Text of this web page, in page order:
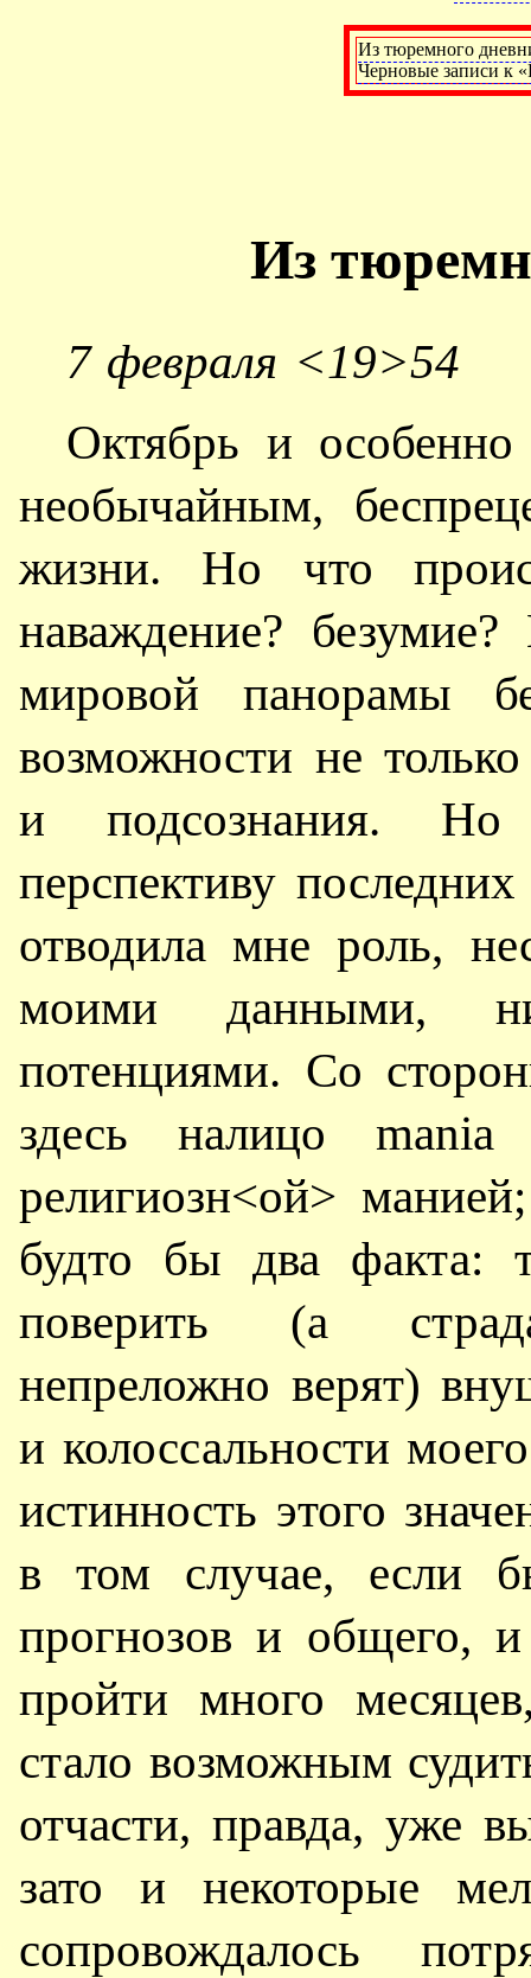
Из тюремного
Черновые записи к
Из
7 февраля <19>54
Октябрь и
необычайным,
жизни. Но что
наваждение?
мировой панорамы
возможности не
и подсознания. Но
перспективу
отводила мне роль,
моими данными,
потенциями. Со
здесь налицо
религиозн<ой>
будто бы два
поверить (а
непреложно верят)
и колоссальности
истинность этого
в том случае, если
прогнозов и общего,
пройти много
стало возможным
отчасти, правда, уже
зато и некоторые
сопровождалось